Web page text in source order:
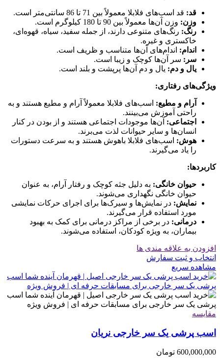
قد: قد اسب‌های فلابلا معمولاً بین 71 تا 86 سانتی‌متر است.
وزن: وزن آن‌ها معمولاً بین 90 تا 180 کیلوگرم است.
رنگ: رنگ‌های متنوعی دارند، از جمله سفید، سیاه، قهوه‌ای،
خاکستری و غیره.
اندام: اندام‌های آن‌ها متناسب و ظریف است.
سر: سر آن‌ها کوچک و زیبا است.
یال و دم: یال و دم آن‌ها پرپشت و بلند است.
ویژگی‌های رفتاری:
آرام و مطیع: اسب‌های فلابلا معمولاً آرام و مطیع هستند و به
راحتی آموزش می‌بینند.
اجتماعی: آن‌ها موجودات اجتماعی هستند و از بودن در کنار
انسان‌ها و سایر حیوانات لذت می‌برند.
هوش: اسب‌های فلابلا باهوش هستند و به سرعت دستورات
را یاد می‌گیرند.
کاربردها:
حیوان خانگی: به دلیل جثه کوچک و رفتار آرام، به عنوان
حیوان خانگی نگهداری می‌شوند.
نمایش: در نمایش‌ها و سیرک‌ها برای اجرای حرکات نمایشی
مورد استفاده قرار می‌گیرند.
درمانی: در برخی از مراکز درمانی برای کمک به بهبود
بیماران، به ویژه کودکان، استفاده می‌شوند.
افزودن به علاقه مندی ها
انتخاب و ثبت سفارش
مشاهده سریع
مقایسه
اسب پرشی یک سر خارجی نریان
600,000,000 تومان